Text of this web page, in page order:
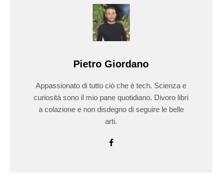
Pietro Giordano
Appassionato di tutto ciò che è tech. Scienza e
curiosità sono il mio pane quotidiano. Divoro libri
a colazione e non disdegno di seguire le belle
arti.